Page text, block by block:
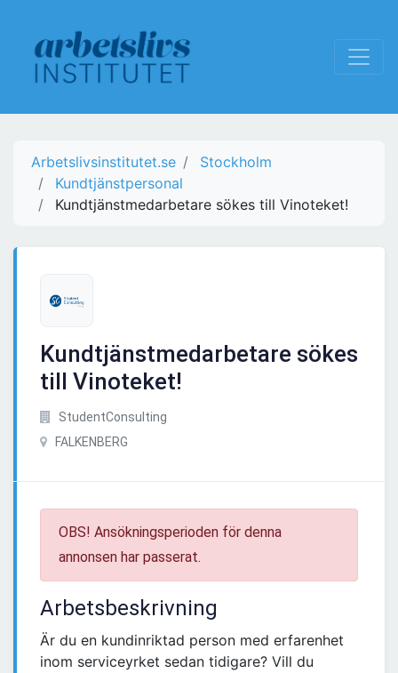
Arbetslivsinstitutet.se
Stockholm
Kundtjänstpersonal
Kundtjänstmedarbetare sökes till Vinoteket!
Kundtjänstmedarbetare sökes
till Vinoteket!
StudentConsulting
FALKENBERG
OBS! Ansökningsperioden för denna
annonsen har passerat.
Arbetsbeskrivning
Är du en kundinriktad person med erfarenhet
inom serviceyrket sedan tidigare? Vill du